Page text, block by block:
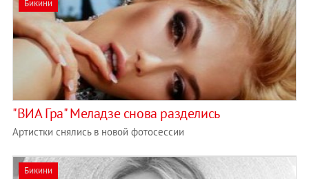
Бикини
"ВИА Гра" Меладзе снова разделись
Артистки снялись в новой фотосессии
Бикини